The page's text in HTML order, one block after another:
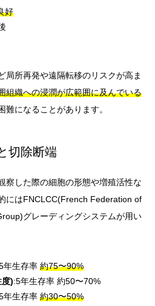
好
局所再発や遠隔転移のリスクが高ま
組織への浸潤が広範囲に及んでいる
難になることがあります。
切除断端
察した際の細胞の形態や増殖活性な
にはFNCLCC(French Federation of
グレーディングシステムが用い
年生存率約75〜90%
):5年生存率 約50〜70%
年生存率約30〜50%